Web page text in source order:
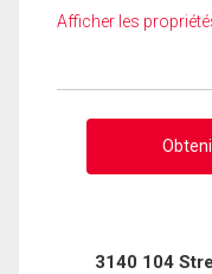
Afficher les
3140 104